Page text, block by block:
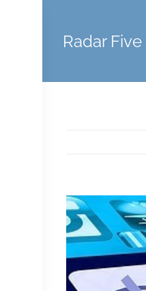
Radar
Zeige
grösseres
Bild